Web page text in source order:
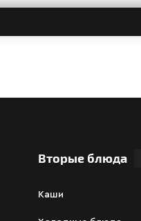
Вторые блюда
Каши